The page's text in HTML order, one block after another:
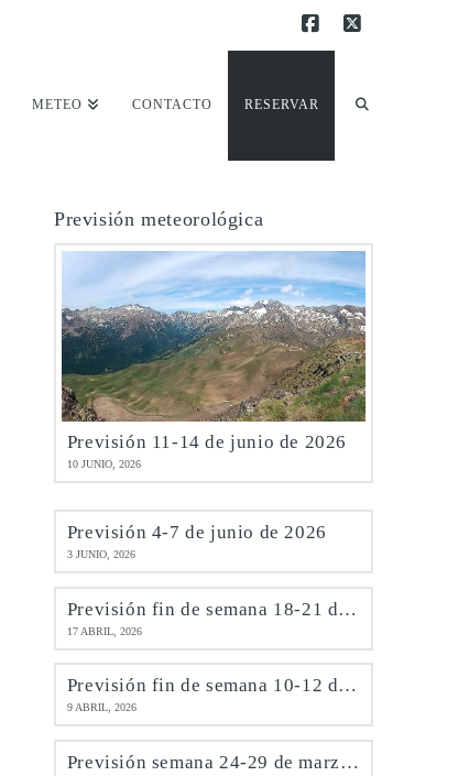
METEO CONTACTO RESERVAR
Previsión meteorológica
Previsión 11-14 de junio de 2026
10 JUNIO, 2026
Previsión 4-7 de junio de 2026
3 JUNIO, 2026
Previsión fin de semana 18-21 de abril de 2026
17 ABRIL, 2026
Previsión fin de semana 10-12 de abril de 2026
9 ABRIL, 2026
Previsión semana 24-29 de marzo de 2026